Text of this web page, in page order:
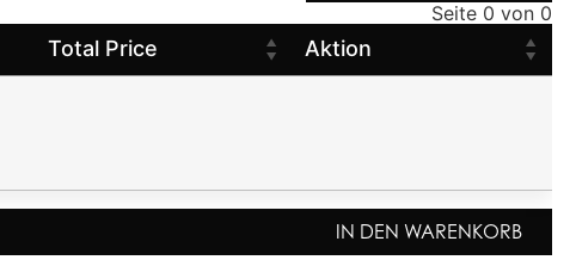
Seite 0 von 0
Total Price Aktion
IN DEN WARENKORB